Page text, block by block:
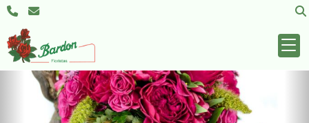
Anterior